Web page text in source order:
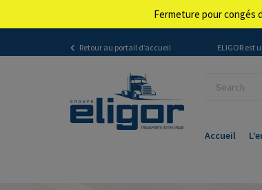
Retour au portail d’accueil ELIGOR
Accueil
Fermeture pour congés